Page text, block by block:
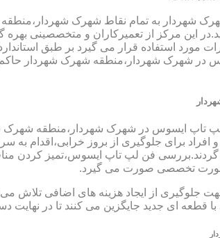
شهردار به تمام نقاط شهرک
این مرکز از تعمیرکاران و متخصصینی
مورد استفاده قرار می گیرد بر طبق
شهرک شهردار،منطقه شهرک شهردار حاکم
تاپ ایسوس در شهرک شهردار،منطقه شهرک
و افراد برای جلوگیری از بروز
فن لپ تاپ ایسوس،تمیز کردن
صورت تخصصی صورت می گیرد.
از ایجاد هزینه های اضافی تلاش
ای جدید جایگزین می کنند تا در نهایت